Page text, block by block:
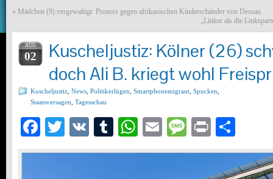
« Mädchen (9) vergewaltigt: Prozess gegen afrikanischen Kinderschänder von Dessau
„Linker als die
AUG
02
Kuscheljustiz: Kölner (26)
doch Ali B. kriegt wohl
Kuscheljustiz News Politikerlügen Smartphonemigrant Spucken
Staatsversagen Tagesschau
Facebook
Twitter
VK Tumblr
WhatsApp
EmailMessage
Print